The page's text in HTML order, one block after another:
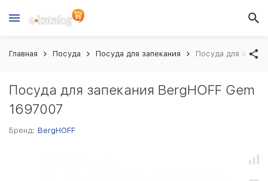
Главная Посуда Посуда для запекания Посуда для
Посуда для запекания BergHOFF Gem
1697007
Бренд: BergHOFF